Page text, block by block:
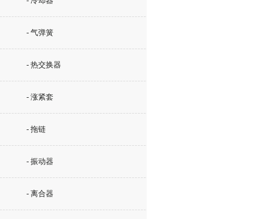
- 气弹簧
- 热交换器
- 涨紧套
- 拖链
- 振动器
- 离合器